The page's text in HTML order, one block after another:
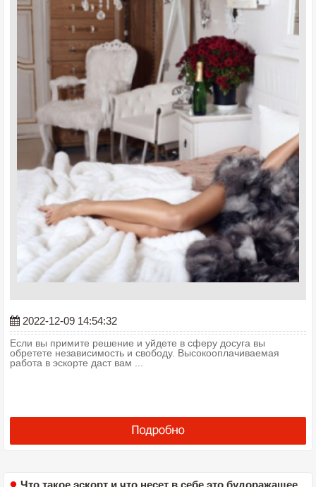
2022-12-09 14:54:32
Если вы примите решение и уйдете в сферу досуга вы
обретете независимость и свободу. Высокооплачиваемая
работа в эскорте даст вам ...
Что такое эскорт и что несет в себе это будоражащее